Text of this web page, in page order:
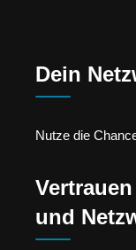
Dein
Nutze die
und